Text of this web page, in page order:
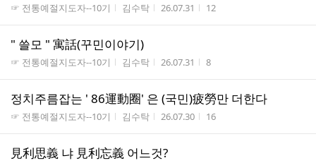
게시판명
☞ 전통예절지도자--10기 작성자
김수탁 작성시간
26.07.31 조회수
12
" 쓸모 " 寓話(꾸민이야기)
게시판명
☞ 전통예절지도자--10기 작성자
김수탁 작성시간
26.07.31 조회수
8
정치주름잡는 ' 86運動圈' 은 (국민)疲勞만 더한다
게시판명
☞ 전통예절지도자--10기 작성자
김수탁 작성시간
26.07.30 조회수
16
見利思義 냐 見利忘義 어느것?